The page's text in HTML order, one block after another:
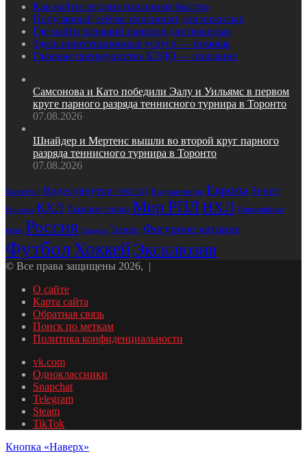
Как найти сегодня пансионат быстро
Популярный сейчас пансионат для пожилых
Где найти хороший пансион для пожилых
Здесь инвестиционные услуги — помощь
Главные преимущества КЭДО — описание
Самсонова и Като победили Эалу и Уильямс в первом
круге парного разряда теннисного турнира в Торонто
07.08.2026
Шнайдер и Мертенс вышли во второй круг парного
разряда теннисного турнира в Торонто
07.08.2026
Баскетбол Видео (внутри текста) Водные виды Европа Зенит
Испания КХЛ Лыжные гонки Мир РПЛНХЛ Олимпийские
игры Россия Спартак Теннис Фигурное катание
ФутболХоккейЭксклюзив
© Все права защищены 2026, |
О сайте
Карта сайта
Обратная связь
Поиск по меткам
Политика конфиденциальности
vk.com
Одноклассники
Snapchat
Telegram
Steam
TikTok
Кнопка «Наверх»